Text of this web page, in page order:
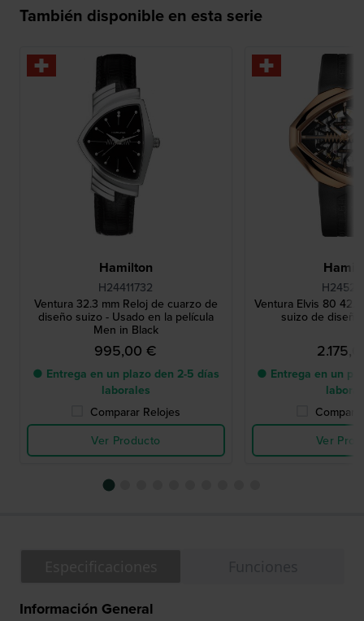
También disponible en esta serie
Hamilton
H24411732
Ventura 32.3 mm Reloj de cuarzo de
diseño suizo - Usado en la película
Men in Black
995,00 €
● Entrega en un plazo den 2-5 días
laborales
Comparar Relojes
Ver Producto
Ventura Elvis 80
suizo de
● Entrega en un
Ver
Información General